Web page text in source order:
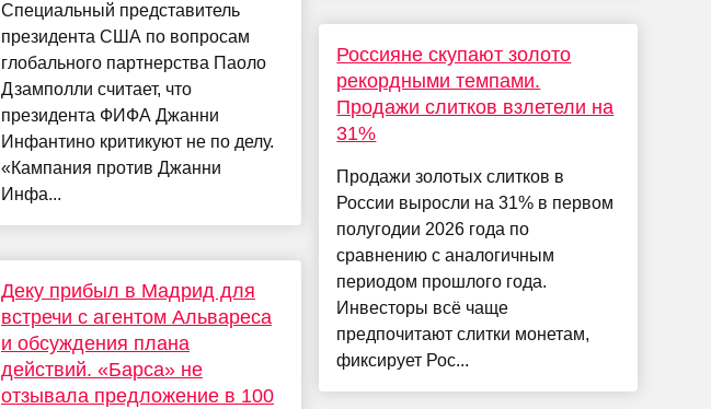
Специальный представитель
президента США по вопросам
глобального партнерства Паоло
Дзамполли считает, что
президента ФИФА Джанни
Инфантино критикуют не по делу.
«Кампания против Джанни
Инфа...
Деку прибыл в Мадрид для
встречи с агентом Альвареса
и обсуждения плана
действий. «Барса» не
отзывала предложение в 100
Россияне скупают золото
рекордными темпами.
Продажи слитков взлетели на
31%
Продажи золотых слитков в
России выросли на 31% в первом
полугодии 2026 года по
сравнению с аналогичным
периодом прошлого года.
Инвесторы всё чаще
предпочитают слитки монетам,
фиксирует Рос...